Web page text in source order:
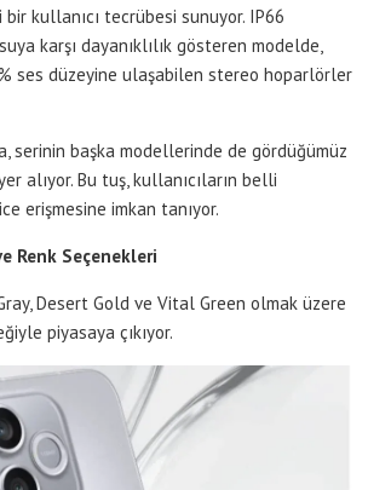
kullanıcı tecrübesi sunuyor. IP66
karşı dayanıklılık gösteren modelde,
ses düzeyine ulaşabilen stereo hoparlörler
serinin başka modellerinde de gördüğümüz
alıyor. Bu tuş, kullanıcıların belli
erişmesine imkan tanıyor.
Renk Seçenekleri
Desert Gold ve Vital Green olmak üzere
piyasaya çıkıyor.